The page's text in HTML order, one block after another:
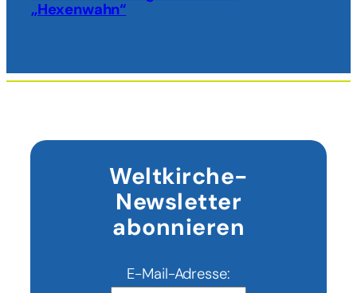
„Hexenwahn“
Weltkirche-
Newsletter
abonnieren
E-Mail-Adresse: